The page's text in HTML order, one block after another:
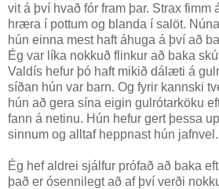
vit á því hvað fór fram þar. Strax fimm
hræra í pottum og blanda í salöt.
hún einna mest haft áhuga á því að
Ég var líka nokkuð flinkur að baka
Valdís hefur þó haft mikið dálæti á
síðan hún var barn. Og fyrir kannski
hún að gera sína eigin gulrótarköku
fann á netinu. Hún hefur gert þessa
sinnum og alltaf heppnast hún jafnvel.
Ég hef aldrei sjálfur prófað að baka
það er ósennilegt að af því verði